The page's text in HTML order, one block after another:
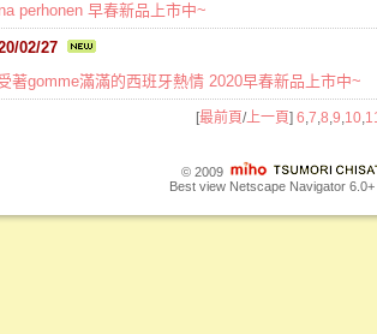
perhonen 早春新品上市中~
02/27
著gomme滿滿的西班牙熱情 2020早春新品上市中~
[最前頁/上一頁] 6 7 8 9 10,
© 2009
Best view Netscape Navigator